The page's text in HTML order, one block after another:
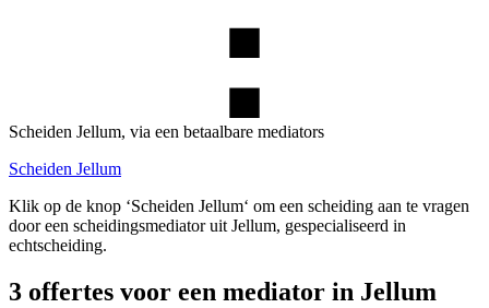
Scheiden Jellum, via een betaalbare mediators
Scheiden Jellum
Klik op de knop ‘Scheiden Jellum‘ om een scheiding aan te vragen
door een scheidingsmediator uit Jellum, gespecialiseerd in
echtscheiding.
3 offertes voor een mediator in Jellum